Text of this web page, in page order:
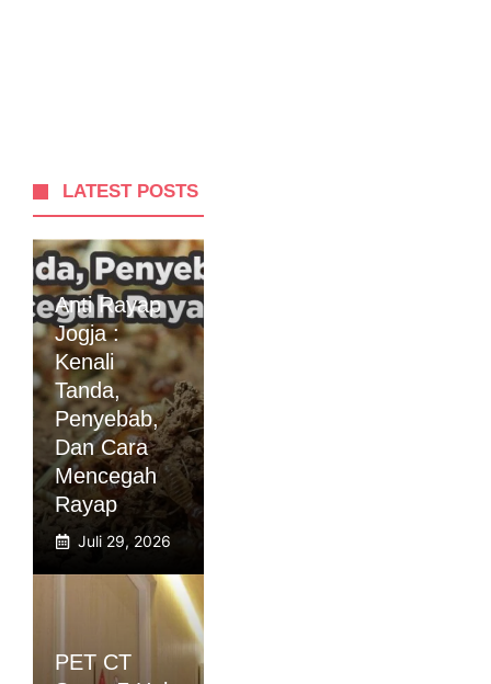
LATEST POSTS
Anti Rayap
Jogja :
Kenali
Tanda,
Penyebab,
Dan Cara
Mencegah
Rayap
Juli 29, 2026
PET CT